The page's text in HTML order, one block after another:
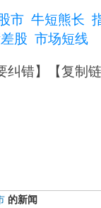
市 牛短熊长
股 市场短线
纠错】【复制
的新闻